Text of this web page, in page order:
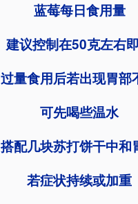
蓝莓每日食用量
建议控制在50克左右
过量食用后若出现胃部
可先喝些温水
搭配几块苏打饼干中和
若症状持续或加重